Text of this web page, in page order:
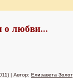
о любви...
| Автор: Елизавета